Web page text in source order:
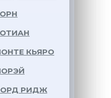
КЬЯРО
РИДЖ